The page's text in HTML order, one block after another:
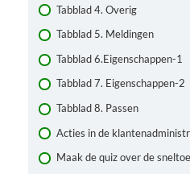
Tabblad 4. Overig
Tabblad 5. Meldingen
Tabblad 6.Eigenschappen-1
Tabblad 7. Eigenschappen-2
Tabblad 8. Passen
Acties in de
Maak de quiz over de